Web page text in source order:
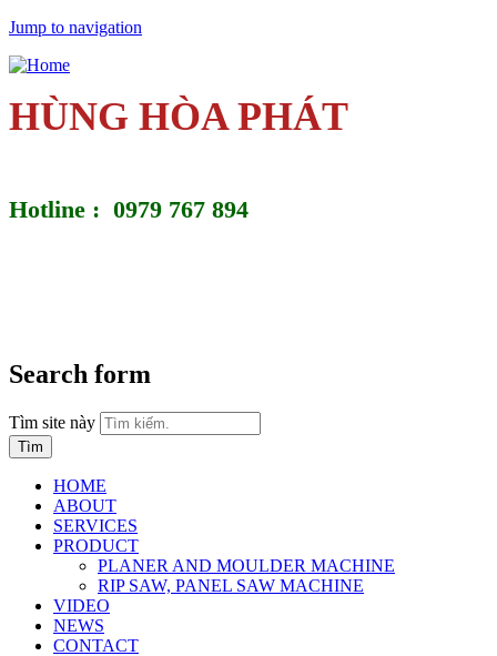
Jump to navigation
HÙNG HÒA PHÁT
Hotline : 0979 767 894
Search form
Tìm site này
HOME
ABOUT
SERVICES
PRODUCT
PLANER AND MOULDER MACHINE
RIP SAW, PANEL SAW MACHINE
VIDEO
NEWS
CONTACT